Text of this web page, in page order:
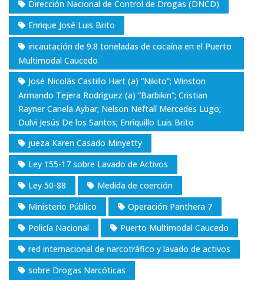
Dirección Nacional de Control de Drogas (DNCD)
Enrique José Luis Brito
incautación de 9.8 toneladas de cocaína en el Puerto
Multimodal Caucedo
José Nicolás Castillo Hart (a) “Nikito”; Winston
Armando Tejera Rodríguez (a) “Barbikin”; Cristian
Rayner Canela Aybar; Nelson Neftalí Mercedes Lugo;
Dulvi Jesús De los Santos; Enriquillo Luis Brito
jueza Karen Casado Minyetty
Ley 155-17 sobre Lavado de Activos
Ley 50-88
Medida de coerción
Ministerio Público
Operación Panthera 7
Policía Nacional
Puerto Multimodal Caucedo
red internacional de narcotráfico y lavado de activos
sobre Drogas Narcóticas